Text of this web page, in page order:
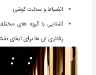
انضباط و سخت کوشی
آشنایی با گروه های
رفتاری آن ها برای ایفای